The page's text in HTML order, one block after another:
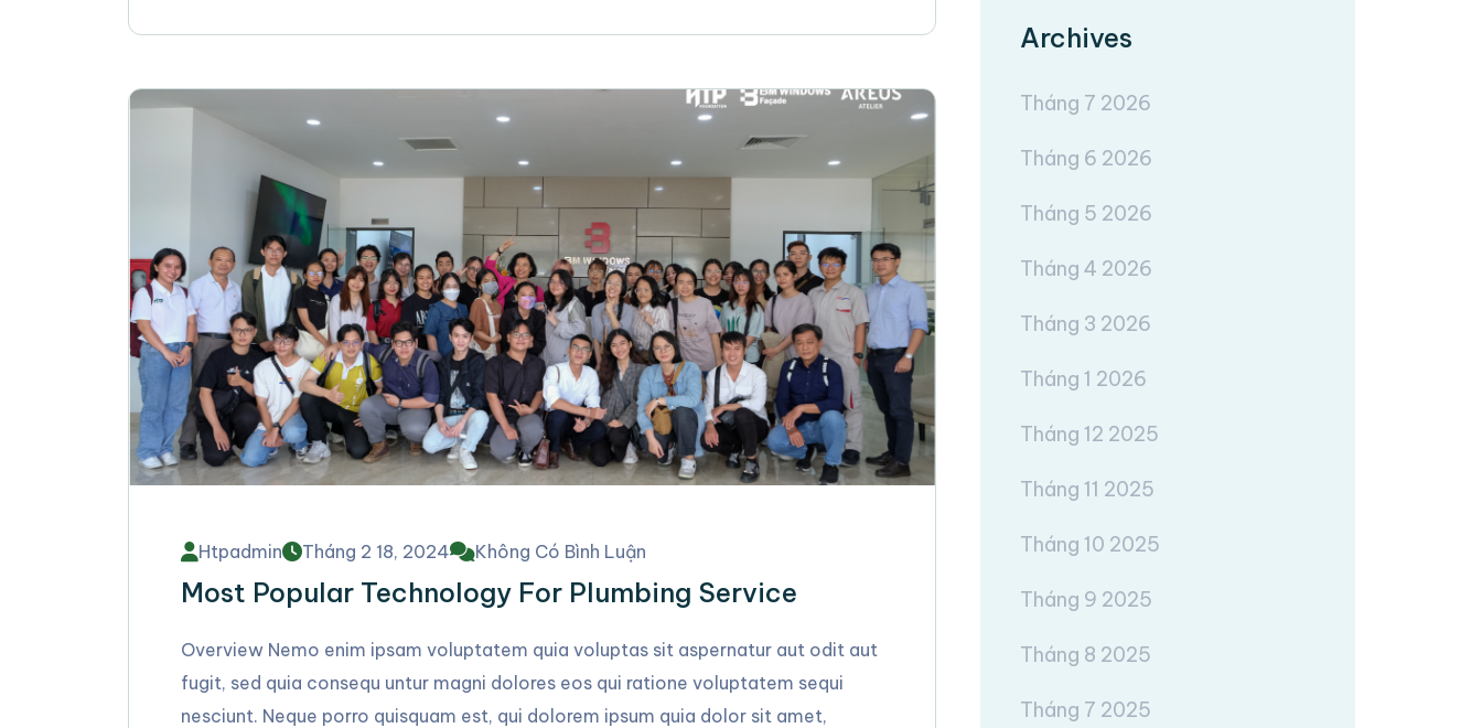
Htpadmin Tháng 2 18, 2024 Không Có Bình Luận
Most Popular Technology For Plumbing Service
Overview Nemo enim ipsam voluptatem quia voluptas sit aspernatur aut odit aut
fugit, sed quia consequ untur magni dolores eos qui ratione voluptatem sequi
nesciunt. Neque porro quisquam est, qui dolorem ipsum quia dolor sit amet,
Archives
Tháng 7 2026
Tháng 6 2026
Tháng 5 2026
Tháng 4 2026
Tháng 3 2026
Tháng 1 2026
Tháng 12 2025
Tháng 11 2025
Tháng 10 2025
Tháng 9 2025
Tháng 8 2025
Tháng 7 2025